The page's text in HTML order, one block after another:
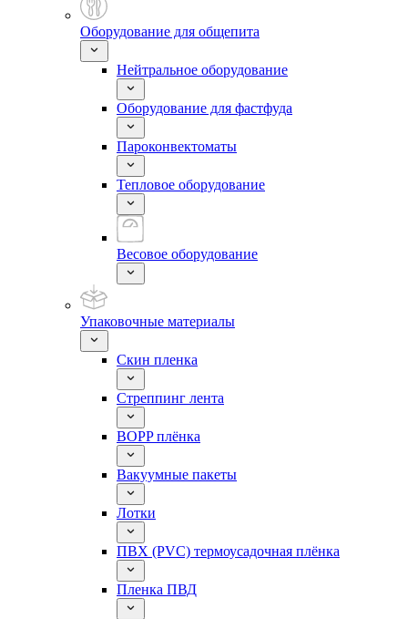
Оборудование для общепита
Нейтральное оборудование
Оборудование для фастфуда
Пароконвектоматы
Тепловое оборудование
Весовое оборудование
Упаковочные материалы
Скин пленка
Стреппинг лента
BOPP плёнка
Вакуумные пакеты
Лотки
ПВХ (PVC) термоусадочная плёнка
Пленка ПВД